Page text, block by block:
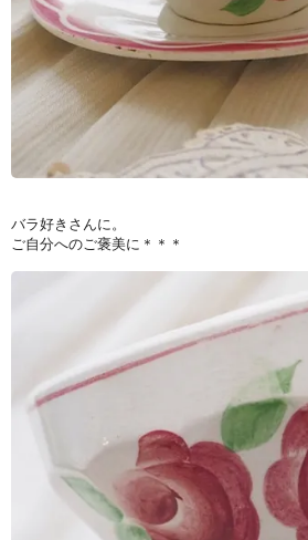
バラ好きさんに。
ご自分へのご褒美に＊＊＊